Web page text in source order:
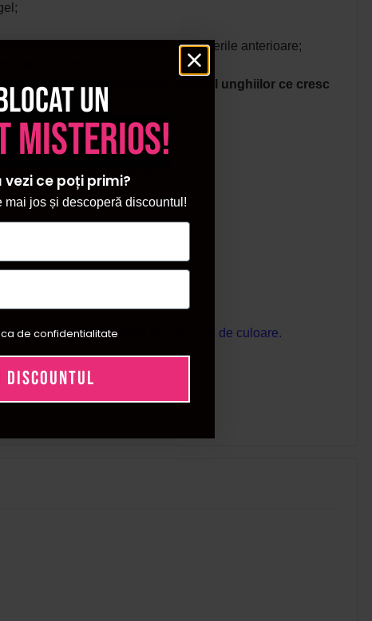
de produs ramase de la intretinerile anterioare;
French;
ce permite corectia formei in cazul unghiilor ce cresc
Prep si Nail Bonder).
pot cauza sedimentarea pigmentului de culoare.
un
misterios!
vezi ce poți primi?
jos și descoperă discountul!
de confidentialitate
DISCOUNTUL